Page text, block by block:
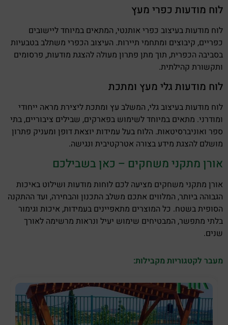
לוח מודעות כפרי מעץ
לוח מודעות בעיצוב כפרי אותנטי, המתאים במיוחד ליישובים
כפריים, קיבוצים ומתחמי תיירות. העיצוב הכפרי משתלב בטבעיות
בסביבה הכפרית, תוך מתן פתרון מעולה להצגת מודעות, פרסומים
ותקשורת קהילתית.
לוח מודעות גלי מעץ ומתכת
לוח מודעות בעיצוב גלי, המשלב עץ ומתכת ליצירת מראה ייחודי
ומודרני. מתאים במיוחד לשימוש בפארקים, שבילים ציבוריים, בתי
ספר ואוניברסיטאות. הלוח בעל עמידות יוצאת דופן ומעניק פתרון
מושלם להצגת מידע בצורה אטרקטיבית ונגישה.
אורן מתקני משחקים – כאן בשבילכם
אורן מתקני משחקים מציעה לכם לוחות מודעות ושילוט באיכות
הגבוהה ביותר, המלווים אתכם משלב התכנון והבחירה, ועד ההתקנה
הסופית בשטח. כל המוצרים מתאפיינים בעמידות, איכות וגימור
בלתי מתפשר, המבטיחים שימוש יעיל ונראות מרשימה לאורך
שנים.
מעבר לקטגוריות מקבילות: